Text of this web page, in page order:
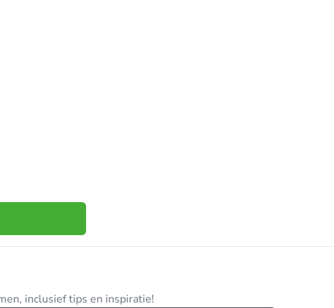
inclusief tips en inspiratie!